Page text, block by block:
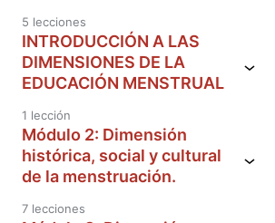
5 lecciones
INTRODUCCIÓN A LAS
DIMENSIONES DE LA
EDUCACIÓN MENSTRUAL
1 lección
Módulo 2: Dimensión
histórica, social y cultural
de la menstruación.
7 lecciones